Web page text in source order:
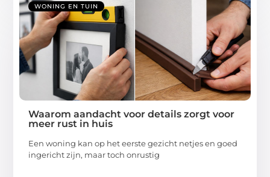
WONING EN TUIN
Waarom aandacht voor details zorgt voor
meer rust in huis
Een woning kan op het eerste gezicht netjes en goed
ingericht zijn, maar toch onrustig